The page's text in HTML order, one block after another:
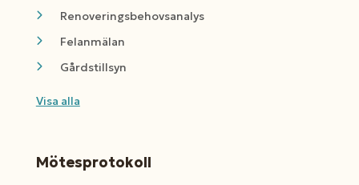
Renoveringsbehovsanalys
Felanmälan
Gårdstillsyn
Visa alla
Mötesprotokoll